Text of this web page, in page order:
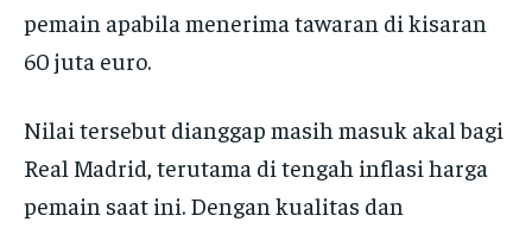
pemain apabila menerima tawaran di kisaran
60 juta euro.
Nilai tersebut dianggap masih masuk akal bagi
Real Madrid, terutama di tengah inflasi harga
pemain saat ini. Dengan kualitas dan